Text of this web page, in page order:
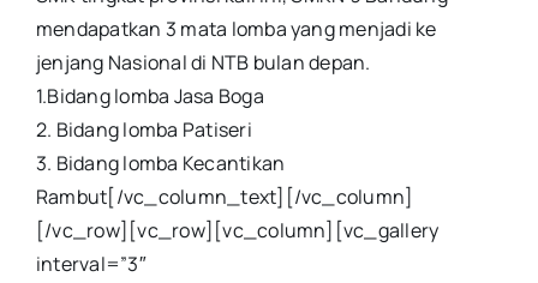
mendapatkan 3 mata lomba yang menjadi ke
jenjang Nasional di NTB bulan depan.
1.Bidang lomba Jasa Boga
2. Bidang lomba Patiseri
3. Bidang lomba Kecantikan
Rambut[/vc_column_text][/vc_column]
[/vc_row][vc_row][vc_column][vc_gallery
interval=”3″